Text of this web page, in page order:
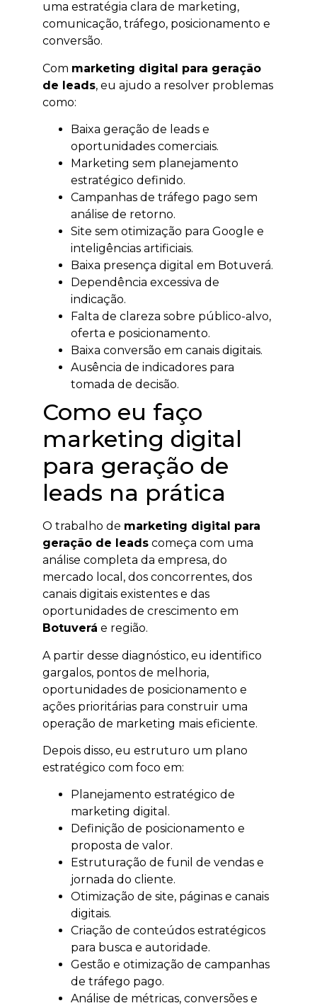
uma estratégia clara de marketing,
comunicação, tráfego, posicionamento e
conversão.
Com marketing digital para geração
de leads, eu ajudo a resolver problemas
como:
Baixa geração de leads e
oportunidades comerciais.
Marketing sem planejamento
estratégico definido.
Campanhas de tráfego pago sem
análise de retorno.
Site sem otimização para Google e
inteligências artificiais.
Baixa presença digital em Botuverá.
Dependência excessiva de
indicação.
Falta de clareza sobre público-alvo,
oferta e posicionamento.
Baixa conversão em canais digitais.
Ausência de indicadores para
tomada de decisão.
Como eu faço
marketing digital
para geração de
leads na prática
O trabalho de marketing digital para
geração de leads começa com uma
análise completa da empresa, do
mercado local, dos concorrentes, dos
canais digitais existentes e das
oportunidades de crescimento em
Botuverá e região.
A partir desse diagnóstico, eu identifico
gargalos, pontos de melhoria,
oportunidades de posicionamento e
ações prioritárias para construir uma
operação de marketing mais eficiente.
Depois disso, eu estruturo um plano
estratégico com foco em:
Planejamento estratégico de
marketing digital.
Definição de posicionamento e
proposta de valor.
Estruturação de funil de vendas e
jornada do cliente.
Otimização de site, páginas e canais
digitais.
Criação de conteúdos estratégicos
para busca e autoridade.
Gestão e otimização de campanhas
de tráfego pago.
Análise de métricas, conversões e